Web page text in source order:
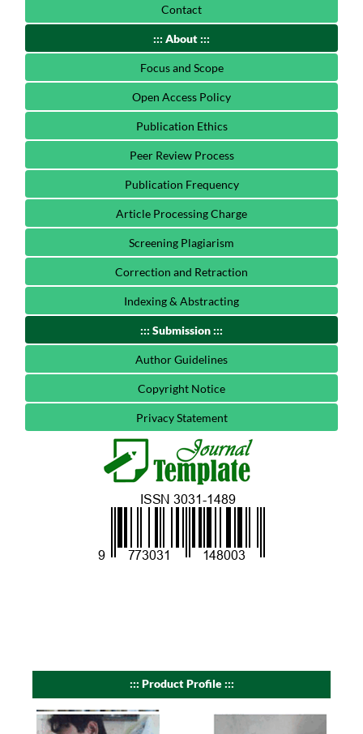
Contact
::: About :::
Focus and Scope
Open Access Policy
Publication Ethics
Peer Review Process
Publication Frequency
Article Processing Charge
Screening Plagiarism
Correction and Retraction
Indexing & Abstracting
::: Submission :::
Author Guidelines
Copyright Notice
Privacy Statement
::: Product Profile :::